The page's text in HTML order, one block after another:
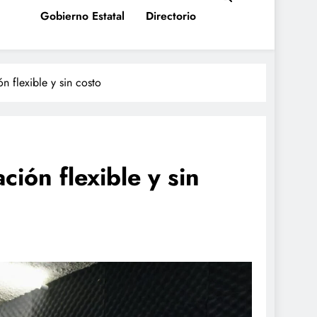
Gobierno Estatal Directorio
flexible y sin costo
flexible y sin